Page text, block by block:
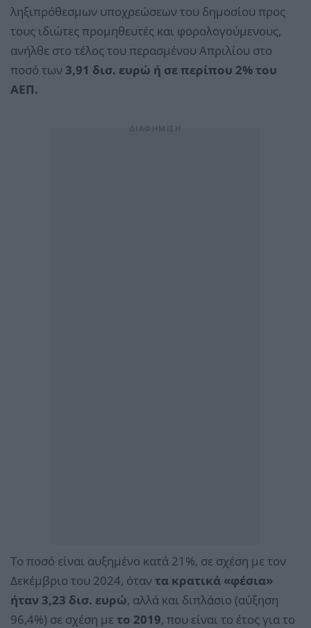
ληξιπρόθεσμων υποχρεώσεων του δημοσίου προς
τους ιδιώτες προμηθευτές και φορολογούμενους,
ανήλθε στο τέλος του περασμένου Απριλίου στο
ποσό των 3,91 δισ. ευρώ ή σε περίπου 2% του
ΑΕΠ.
Το ποσό είναι αυξημένο κατά 21%, σε σχέση με τον
Δεκέμβριο του 2024, όταντα κρατικά «φέσια»
ήταν 3,23 δισ. ευρώ, αλλά και διπλάσιο (αύξηση
96,4%) σε σχέση με το 2019, που είναι το έτος για το